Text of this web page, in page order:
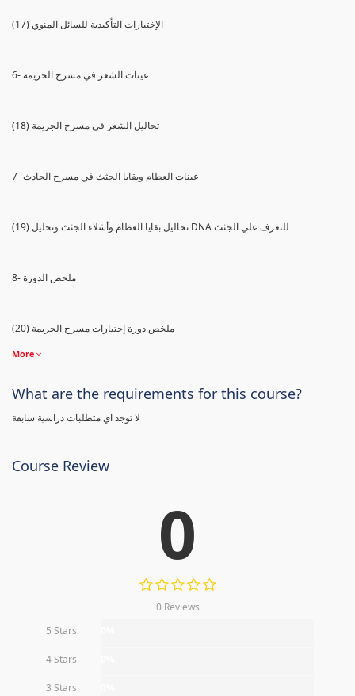
(17) الإختبارات التأكيدية للسائل المنوي
6- عينات الشعر في مسرح الجريمة
(18) تحاليل الشعر في مسرح الجريمة
7- عينات العظام وبقايا الجثث في مسرح الحادث
(19) تحاليل بقايا العظام وأشلاء الجثث وتحليل DNA للتعرف علي الجثث
8- ملخص الدورة
(20) ملخص دورة إختبارات مسرح الجريمة
More
What are the requirements for this course?
لا توجد اي متطلبات دراسية سابقة
Course Review
0
0 Reviews
5 Stars
4 Stars
3 Stars